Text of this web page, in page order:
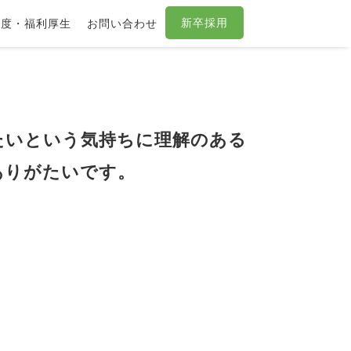
・福利厚生 お問い合わせ 新卒採用
という気持ちに理解のある
がたいです。